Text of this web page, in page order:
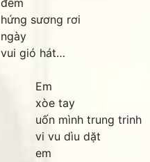
đêm
hứng sương rơi
ngày
vui gió hát…
Em
xòe tay
uốn mình trung trinh
vi vu dìu dặt
em